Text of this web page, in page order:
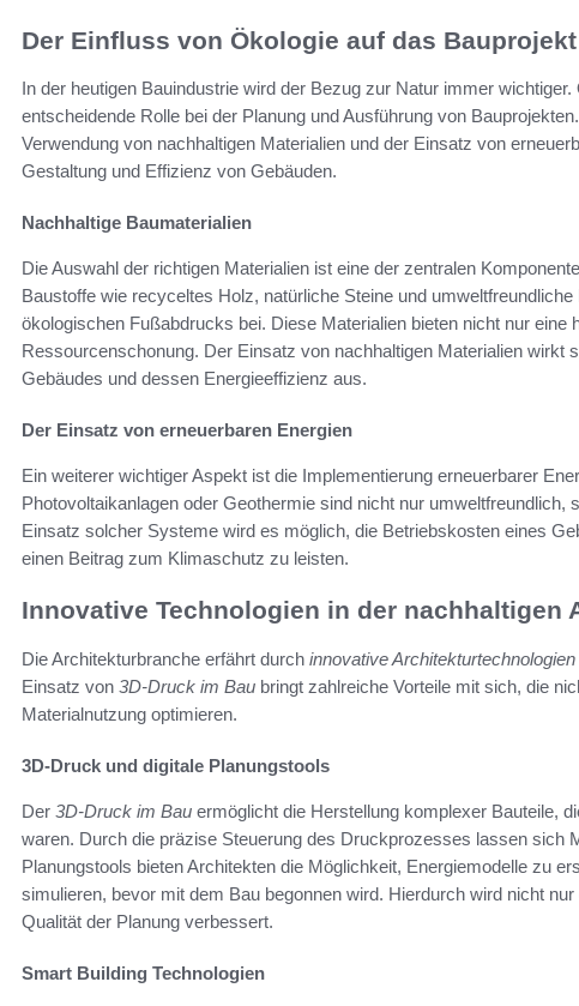
Der Einfluss von Ökologie auf das Bauprojekt
In der heutigen Bauindustrie wird der Bezug zur Natur immer
entscheidende Rolle bei der Planung und Ausführung von
Verwendung von nachhaltigen Materialien und der Einsatz von
Gestaltung und Effizienz von Gebäuden.
Nachhaltige Baumaterialien
Die Auswahl der richtigen Materialien ist eine der zentralen
Baustoffe wie recyceltes Holz, natürliche Steine und
ökologischen Fußabdrucks bei. Diese Materialien bieten nicht nur eine
Ressourcenschonung. Der Einsatz von nachhaltigen Materialien wirkt
Gebäudes und dessen Energieeffizienz aus.
Der Einsatz von erneuerbaren Energien
Ein weiterer wichtiger Aspekt ist die Implementierung erneuerbarer
Photovoltaikanlagen oder Geothermie sind nicht nur
Einsatz solcher Systeme wird es möglich, die Betriebskosten eines
einen Beitrag zum Klimaschutz zu leisten.
Innovative Technologien in der nachhaltigen
Die Architekturbranche erfährt durch innovative Architekturtechnologien
Einsatz von 3D-Druck im Bau bringt zahlreiche Vorteile mit sich, die
Materialnutzung optimieren.
3D-Druck und digitale Planungstools
Der 3D-Druck im Bau ermöglicht die Herstellung komplexer Bauteile,
waren. Durch die präzise Steuerung des Druckprozesses lassen sich
Planungstools bieten Architekten die Möglichkeit, Energiemodelle zu
simulieren, bevor mit dem Bau begonnen wird. Hierdurch wird nicht
Qualität der Planung verbessert.
Smart Building Technologien